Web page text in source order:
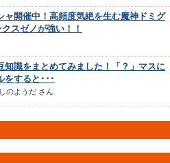
ャ開催中！高頻度気絶を生む魔神ドミグ
スゼノが強い！！
知識をまとめてみました！「？」マスに
をすると･･･
のようだ さん